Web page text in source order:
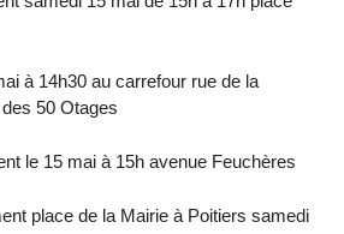
à 14h30 au carrefour rue de la
50 Otages
le 15 mai à 15h avenue Feuchères
place de la Mairie à Poitiers samedi